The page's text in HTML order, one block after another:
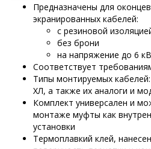
Предназначены для
экранированных кабелей:
с резиновой
без брони
на напряжение до 6 кВ
Соответствует
Типы монтируемых
ХЛ, а также их аналоги и
Комплект универсален и
монтаже муфты как
установки
Термоплавкий клей,